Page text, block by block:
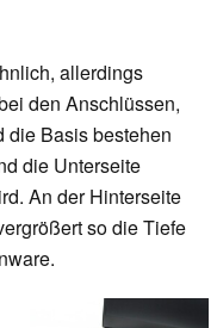
allerdings
den Anschlüssen,
die Basis bestehen
die Unterseite
An der Hinterseite
so die Tiefe